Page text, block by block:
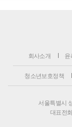
회사소개 윤
청소년보호정책
서울특별시
대표전